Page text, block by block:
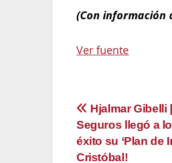
(Con información
entradas
Ver fuente
de
Hjalmar Gibelli
Seguros llegó a
éxito su ‘Plan de
Cristóbal!